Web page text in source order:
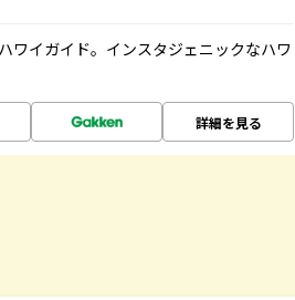
ワイガイド。インスタジェニックなハワ
詳細を見る